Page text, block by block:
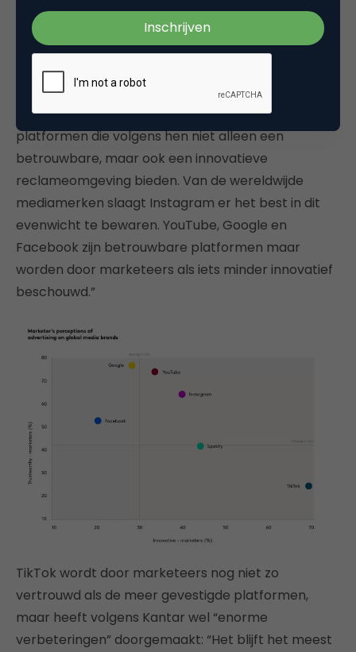
mediamix rekening houden met nieuwste
mediavoorkeuren van mensen en bij hun eigen
waarden en merkpositionering. Dat is een uitdaging,
aldus Kantar.
“Marketeers geven de voorkeur aan kanalen en
platformen die volgens hen niet alleen een
betrouwbare, maar ook een innovatieve
reclameomgeving bieden. Van de wereldwijde
mediamerken slaagt Instagram er het best in dit
evenwicht te bewaren. YouTube, Google en
Facebook zijn betrouwbare platformen maar
worden door marketeers als iets minder innovatief
beschouwd.”
TikTok wordt door marketeers nog niet zo
vertrouwd als de meer gevestigde platformen,
maar heeft volgens Kantar wel “enorme
verbeteringen” doorgemaakt: “Het blijft het meest